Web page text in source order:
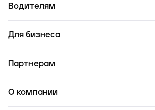
Водителям
Для бизнеса
Партнерам
О компании